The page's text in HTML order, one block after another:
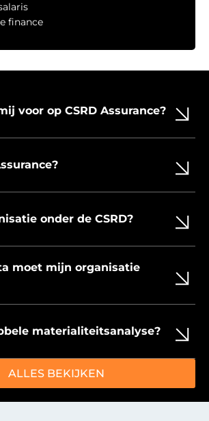
finance
voor op CSRD Assurance?
onder de CSRD?
moet mijn organisatie
materialiteitsanalyse?
ALLES BEKIJKEN